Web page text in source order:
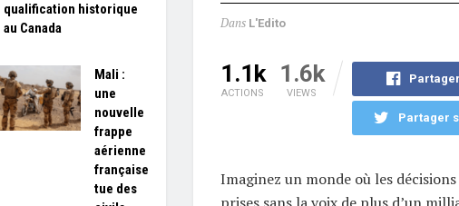
Dans L'Edito
1.1k
ACTIONS
1.6k
VIEWS
Partager
Imaginez un monde où les
qualification historique
au Canada
Mali :
une
nouvelle
frappe
aérienne
française
tue des